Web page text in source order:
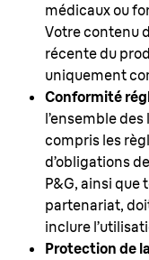
médicaux ou
Votre contenu
récente du
uniquement
Conformité
l’ensemble
compris les
d’obligations
P&G, ainsi
partenariat,
inclure
Protection de